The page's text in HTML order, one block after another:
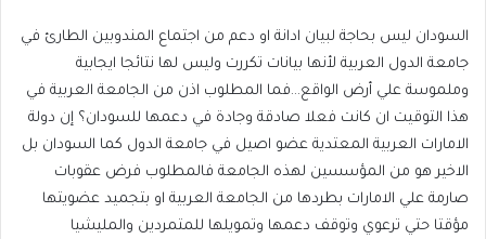
السودان ليس بحاجة لبيان ادانة او دعم من اجتماع المندوبين الطارئ في
جامعة الدول العربية لأنها بيانات تكررت وليس لها نتائجا ايجابية
وملموسة علي أرض الواقع…فما المطلوب اذن من الجامعة العربية في
هذا التوقيت ان كانت فعلا صادقة وجادة في دعمها للسودان؟ إن دولة
الامارات العربية المعتدية عضو اصيل في جامعة الدول كما السودان بل
الاخير هو من المؤسسين لهذه الجامعة فالمطلوب فرض عقوبات
صارمة علي الامارات بطردها من الجامعة العربية او بتجميد عضويتها
مؤقتا حتي ترعوي وتوقف دعمها وتمويلها للمتمردين والمليشيا